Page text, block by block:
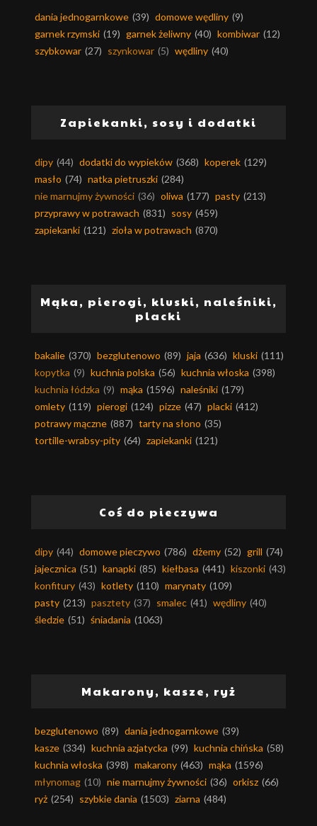
dania jednogarnkowe (39) domowe wędliny (9)
garnek rzymski (19) garnek żeliwny (40) kombiwar (12)
szybkowar (27) szynkowar (5) wędliny (40)
Zapiekanki, sosy i dodatki
dipy (44) dodatki do wypieków (368) koperek (129)
masło (74) natka pietruszki (284)
nie marnujmy żywności (36) oliwa (177) pasty (213)
przyprawy w potrawach (831) sosy (459)
zapiekanki (121) zioła w potrawach (870)
Mąka, pierogi, kluski, naleśniki,
placki
bakalie (370) bezglutenowo (89) jaja (636) kluski (111)
kopytka (9) kuchnia polska (56) kuchnia włoska (398)
kuchnia łódzka (9) mąka (1596) naleśniki (179)
omlety (119) pierogi (124) pizze (47) placki (412)
potrawy mączne (887) tarty na słono (35)
tortille-wrabsy-pity (64) zapiekanki (121)
Coś do pieczywa
dipy (44) domowe pieczywo (786) dżemy (52) grill (74)
jajecznica (51) kanapki (85) kiełbasa (441) kiszonki (43)
konfitury (43) kotlety (110) marynaty (109)
pasty (213) pasztety (37) smalec (41) wędliny (40)
śledzie (51) śniadania (1063)
Makarony, kasze, ryż
bezglutenowo (89) dania jednogarnkowe (39)
kasze (334) kuchnia azjatycka (99) kuchnia chińska (58)
kuchnia włoska (398) makarony (463) mąka (1596)
młynomag (10) nie marnujmy żywności (36) orkisz (66)
ryż (254) szybkie dania (1503) ziarna (484)